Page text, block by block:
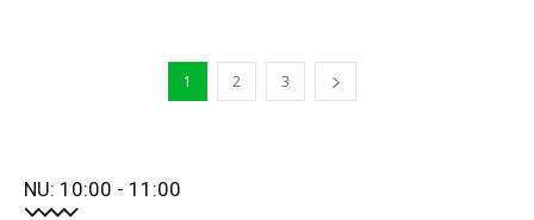
1 2 3
NU: 10:00 - 11:00